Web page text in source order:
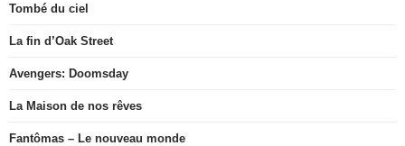
Tombé du ciel
La fin d’Oak Street
Avengers: Doomsday
La Maison de nos rêves
Fantômas – Le nouveau monde